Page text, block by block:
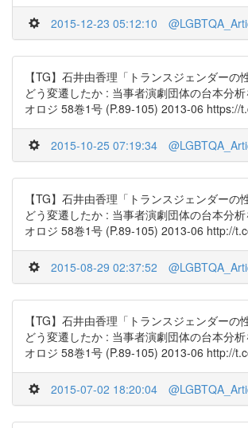
2015-12-23 05:12:10
【TG】石井由香理「トランスジェンダーの
どう変遷したか : 当事者演劇団体の台本分
オロジ 58巻1号 (P.89-105) 2013-06 https://
2015-10-25 07:19:34
【TG】石井由香理「トランスジェンダーの
どう変遷したか : 当事者演劇団体の台本分
オロジ 58巻1号 (P.89-105) 2013-06 http://
2015-08-29 02:37:52
【TG】石井由香理「トランスジェンダーの
どう変遷したか : 当事者演劇団体の台本分
オロジ 58巻1号 (P.89-105) 2013-06 http://
2015-07-02 18:20:04